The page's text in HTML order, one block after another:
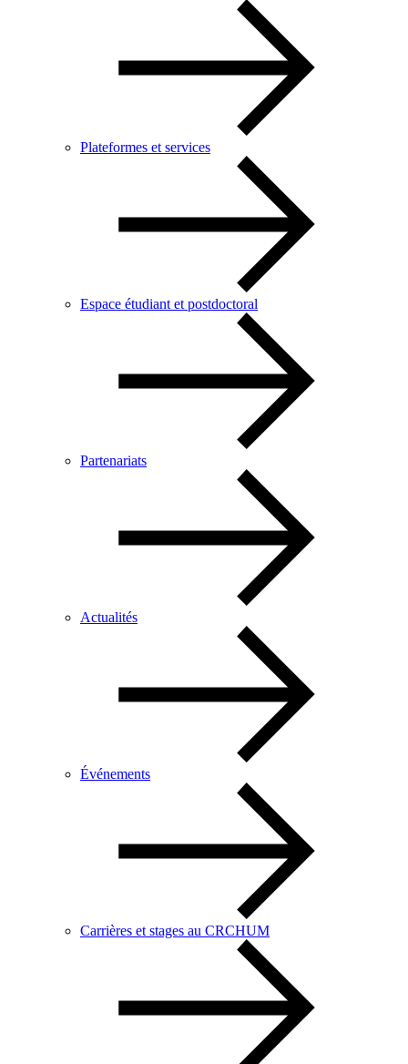
Plateformes et services
Espace étudiant et postdoctoral
Partenariats
Actualités
Événements
Carrières et stages au CRCHUM